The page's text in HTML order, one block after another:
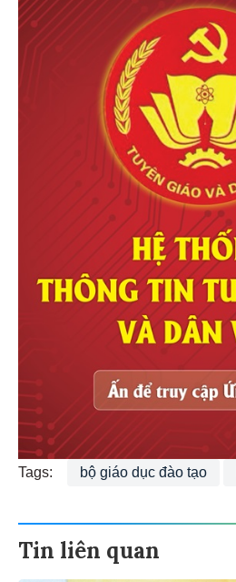
Tags: bộ giáo dục đào tạo
Tin liên quan